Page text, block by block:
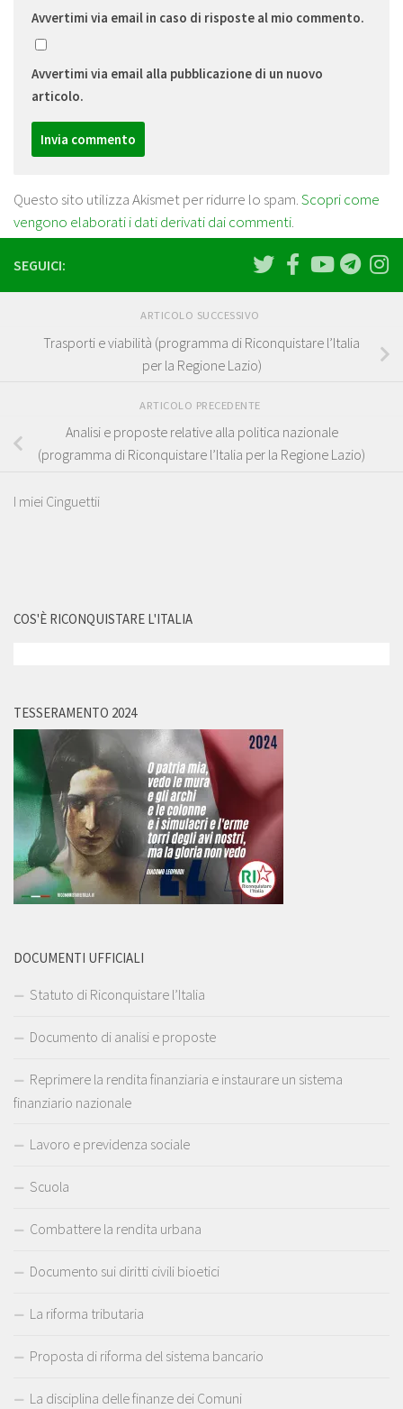
Avvertimi via email in caso di risposte al mio commento.
Avvertimi via email alla pubblicazione di un nuovo
articolo.
Questo sito utilizza Akismet per ridurre lo spam.Scopri come
vengono elaborati i dati derivati dai commenti.
SEGUICI:
ARTICOLO SUCCESSIVO
Trasporti e viabilità (programma di Riconquistare l’Italia
per la Regione Lazio)
ARTICOLO PRECEDENTE
Analisi e proposte relative alla politica nazionale
(programma di Riconquistare l’Italia per la Regione Lazio)
I miei Cinguettii
COS'È RICONQUISTARE L'ITALIA
TESSERAMENTO 2024
DOCUMENTI UFFICIALI
Statuto di Riconquistare l’Italia
Documento di analisi e proposte
Reprimere la rendita finanziaria e instaurare un sistema
finanziario nazionale
Lavoro e previdenza sociale
Scuola
Combattere la rendita urbana
Documento sui diritti civili bioetici
La riforma tributaria
Proposta di riforma del sistema bancario
La disciplina delle finanze dei Comuni